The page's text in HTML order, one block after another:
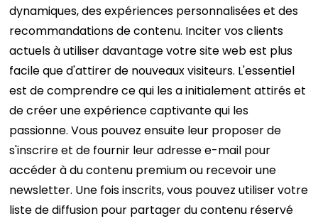
dynamiques, des expériences personnalisées et des
recommandations de contenu. Inciter vos clients
actuels à utiliser davantage votre site web est plus
facile que d'attirer de nouveaux visiteurs. L'essentiel
est de comprendre ce qui les a initialement attirés et
de créer une expérience captivante qui les
passionne. Vous pouvez ensuite leur proposer de
s'inscrire et de fournir leur adresse e-mail pour
accéder à du contenu premium ou recevoir une
newsletter. Une fois inscrits, vous pouvez utiliser votre
liste de diffusion pour partager du contenu réservé